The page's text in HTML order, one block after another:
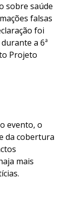
sobre saúde
falsas
foi
a 6ª
Projeto
evento, o
da cobertura
mais